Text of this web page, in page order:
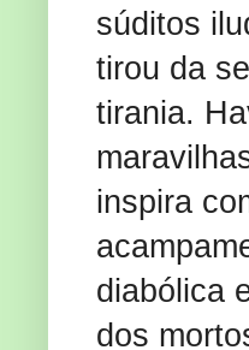
súditos
tirou da
tirania.
inspira
diabólica
dos